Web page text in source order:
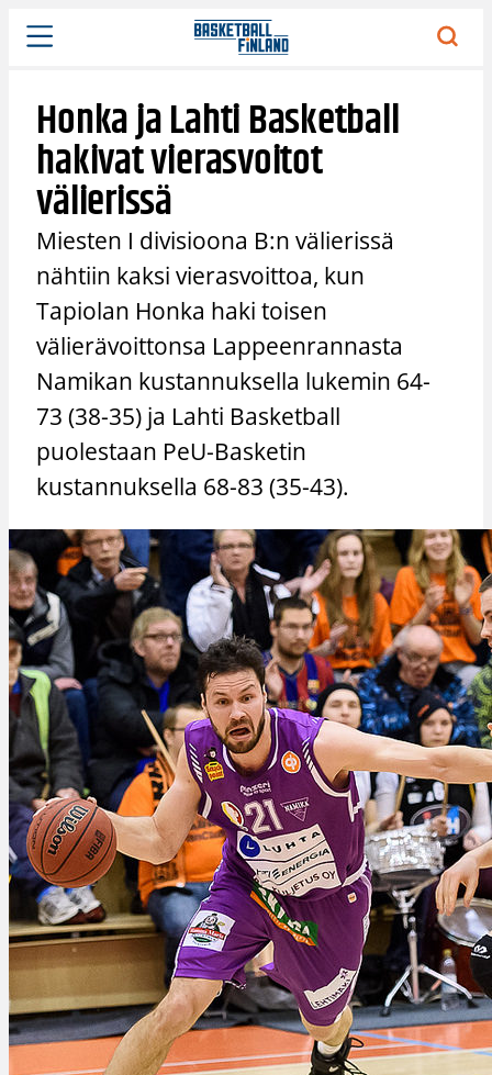
Siirry
sisältöön
Honka ja Lahti Basketball
hakivat vierasvoitot
välierissä
Miesten I divisioona B:n välierissä
nähtiin kaksi vierasvoittoa, kun
Tapiolan Honka haki toisen
välierävoittonsa Lappeenrannasta
Namikan kustannuksella lukemin 64-
73 (38-35) ja Lahti Basketball
puolestaan PeU-Basketin
kustannuksella 68-83 (35-43).